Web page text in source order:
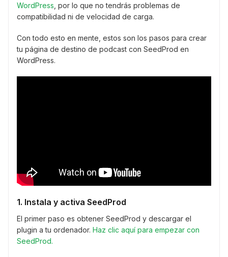
WordPress , por lo que no tendrás problemas de
compatibilidad ni de velocidad de carga.
Con todo esto en mente, estos son los pasos para crear
tu página de destino de podcast con SeedProd en
WordPress.
1. Instala y activa SeedProd
El primer paso es obtener SeedProd y descargar el
plugin a tu ordenador. Haz clic aquí para empezar con
SeedProd.